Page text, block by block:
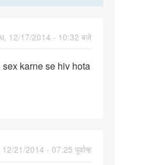
12/17/2014 - 10:32 बजे
karne se hiv hota
12/21/2014 - 07:25 पूर्वान्ह